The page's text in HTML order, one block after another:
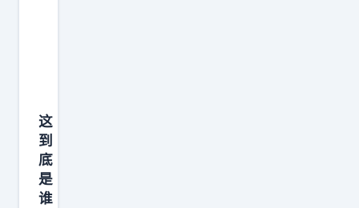
7
日
，
成
这
到
底
是
谁